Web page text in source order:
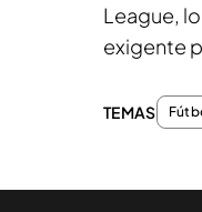
League,
exigente
TEMAS